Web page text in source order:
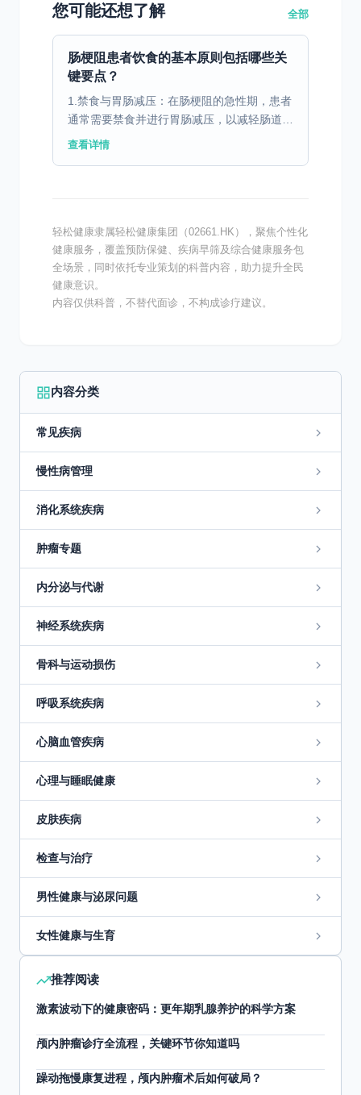
您可能还想了解 全部
肠梗阻患者饮食的基本原则包括哪些关
键要点？
1.禁食与胃肠减压：在肠梗阻的急性期，患者
通常需要禁食并进行胃肠减压，以减轻肠道负
担，缓解症状。在此期间，医生会通过静脉输
查看详情
轻松健康隶属轻松健康集团（02661.HK），聚焦个性化
健康服务，覆盖预防保健、疾病早筛及综合健康服务包
全场景，同时依托专业策划的科普内容，助力提升全民
健康意识。
内容仅供科普，不替代面诊，不构成诊疗建议。
内容分类
常见疾病
慢性病管理
消化系统疾病
肿瘤专题
内分泌与代谢
神经系统疾病
骨科与运动损伤
呼吸系统疾病
心脑血管疾病
心理与睡眠健康
皮肤疾病
检查与治疗
男性健康与泌尿问题
女性健康与生育
推荐阅读
激素波动下的健康密码：更年期乳腺养护的科学方案
颅内肿瘤诊疗全流程，关键环节你知道吗
躁动拖慢康复进程，颅内肿瘤术后如何破局？